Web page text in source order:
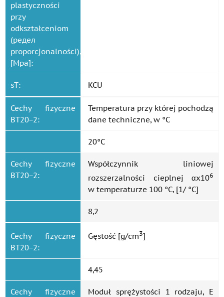
plastyczności
przy
odkształceniom
(редел
proporcjonalności),
[Mpa]:
sT: KCU
Cechy fizyczne
ВТ20−2:
Temperatura przy której pochodzą
dane techniczne, w °C
20°C
Cechy fizyczne
ВТ20−2:
Współczynnik liniowej
rozszerzalności cieplnej αx106
w temperaturze 100 °C, [1/ °C]
8,2
Cechy fizyczne
ВТ20−2:
Gęstość [g/cm3]
4,45
Cechy fizyczne
Moduł sprężystości 1 rodzaju, E